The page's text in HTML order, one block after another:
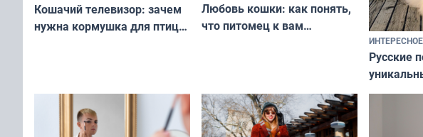
Кошачий телевизор: зачем
нужна кормушка для птиц
Любовь кошки: как понять,
что питомец к вам
ИНТЕРЕСНОЕ
Русские
и